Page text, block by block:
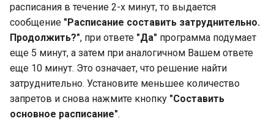
расписания в течение 2-х минут, то выдается
сообщение "Расписание составить затруднительно.
Продолжить?", при ответе "Да" программа подумает
еще 5 минут, а затем при аналогичном Вашем ответе
еще 10 минут. Это означает, что решение найти
затруднительно. Установите меньшее количество
запретов и снова нажмите кнопку "Составить
основное расписание".